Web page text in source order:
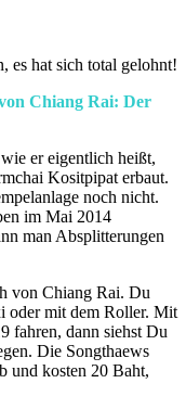
es hat sich total gelohnt!
Chiang Rai: Der
er eigentlich heißt,
Kositpipat erbaut.
noch nicht.
im Mai 2014
man Absplitterungen
von Chiang Rai. Du
oder mit dem Roller. Mit
fahren, dann siehst Du
Die Songthaews
und kosten 20 Baht,